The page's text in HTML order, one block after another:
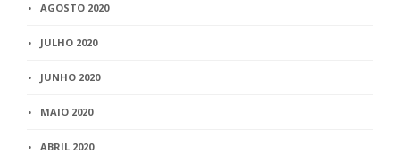
AGOSTO 2020
JULHO 2020
JUNHO 2020
MAIO 2020
ABRIL 2020